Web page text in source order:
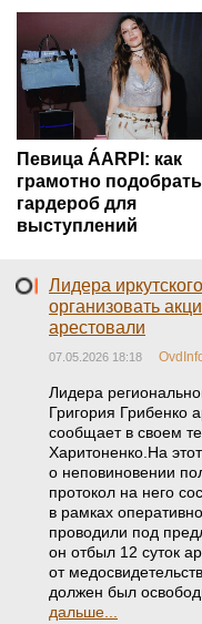
Певица ÁARPI: как
грамотно подобрать
гардероб для
выступлений
Лидера
организовать
арестовали
07.05.2026 18:18
Лидера
Григория Грибенко
сообщает в своем
Харитоненко.На
о неповиновении
протокол на него
в рамках
проводили под
он отбыл 12 суток
от
должен был
дальше...